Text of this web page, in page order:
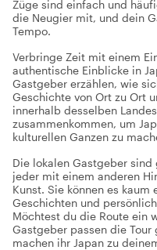
Züge sind einfach und
die Neugier mit, und dein
Tempo.
Verbringe Zeit mit einem
authentische Einblicke in
Gastgeber erzählen, wie
Geschichte von Ort zu Ort
innerhalb desselben
zusammenkommen, um
kulturellen Ganzen zu
Die lokalen Gastgeber sind
jeder mit einem anderen
Kunst. Sie können es
Geschichten und
Möchtest du die Route ein
Gastgeber passen die Tour
machen ihr Japan zu